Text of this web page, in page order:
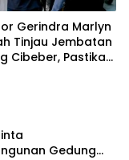
Gerindra Marlyn
Tinjau Jembatan
Cibeber, Pastikan
Gedung